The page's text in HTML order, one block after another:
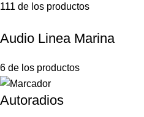
111 de los productos
Audio Linea Marina
6 de los productos
Autoradios